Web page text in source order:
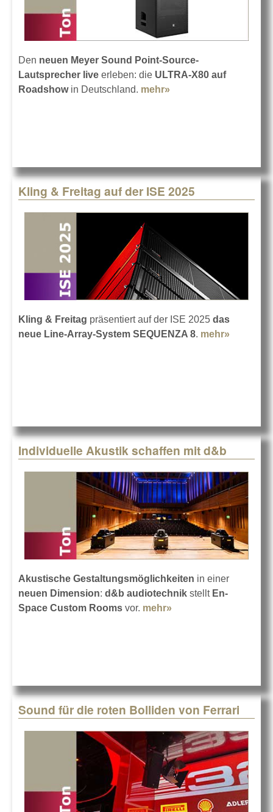
Den neuen Meyer Sound Point-Source-
Lautsprecher live erleben: die ULTRA-X80 auf
Roadshowin Deutschland. mehr»
Kling & Freitag auf der ISE 2025
Kling & Freitag präsentiert auf der ISE 2025 das
neue Line-Array-System SEQUENZA 8. mehr»
Individuelle Akustik schaffen mit d&b
Akustische Gestaltungsmöglichkeiten in einer
neuen Dimension: d&b audiotechnik stellt En-
Space Custom Rooms vor. mehr»
Sound für die roten Bolliden von Ferrari